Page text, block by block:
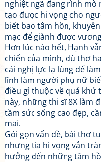
nghiệt ngã đang rình mò
tạo được hi vọng cho
biết bao tâm hồn,
mạc để giành được
Hơn lúc nào hết, Hạnh
chiến của mình, dù thơ
cái nghị lực lạ lùng để
lĩnh làm người phụ nữ
điều gì thuộc về quá khứ
này, những thi sĩ 8X làm
tầm sức sống cao đẹp,
mai.
Gói gọn vấn đề, bài thơ
nhưng tia hi vọng vẫn
hưởng đến những tâm